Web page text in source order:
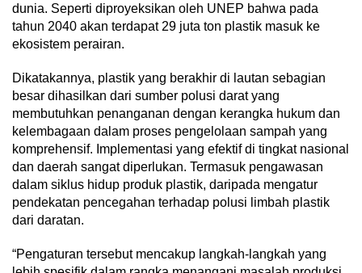
dunia. Seperti diproyeksikan oleh UNEP bahwa pada
tahun 2040 akan terdapat 29 juta ton plastik masuk ke
ekosistem perairan.
Dikatakannya, plastik yang berakhir di lautan sebagian
besar dihasilkan dari sumber polusi darat yang
membutuhkan penanganan dengan kerangka hukum dan
kelembagaan dalam proses pengelolaan sampah yang
komprehensif. Implementasi yang efektif di tingkat nasional
dan daerah sangat diperlukan. Termasuk pengawasan
dalam siklus hidup produk plastik, daripada mengatur
pendekatan pencegahan terhadap polusi limbah plastik
dari daratan.
“Pengaturan tersebut mencakup langkah-langkah yang